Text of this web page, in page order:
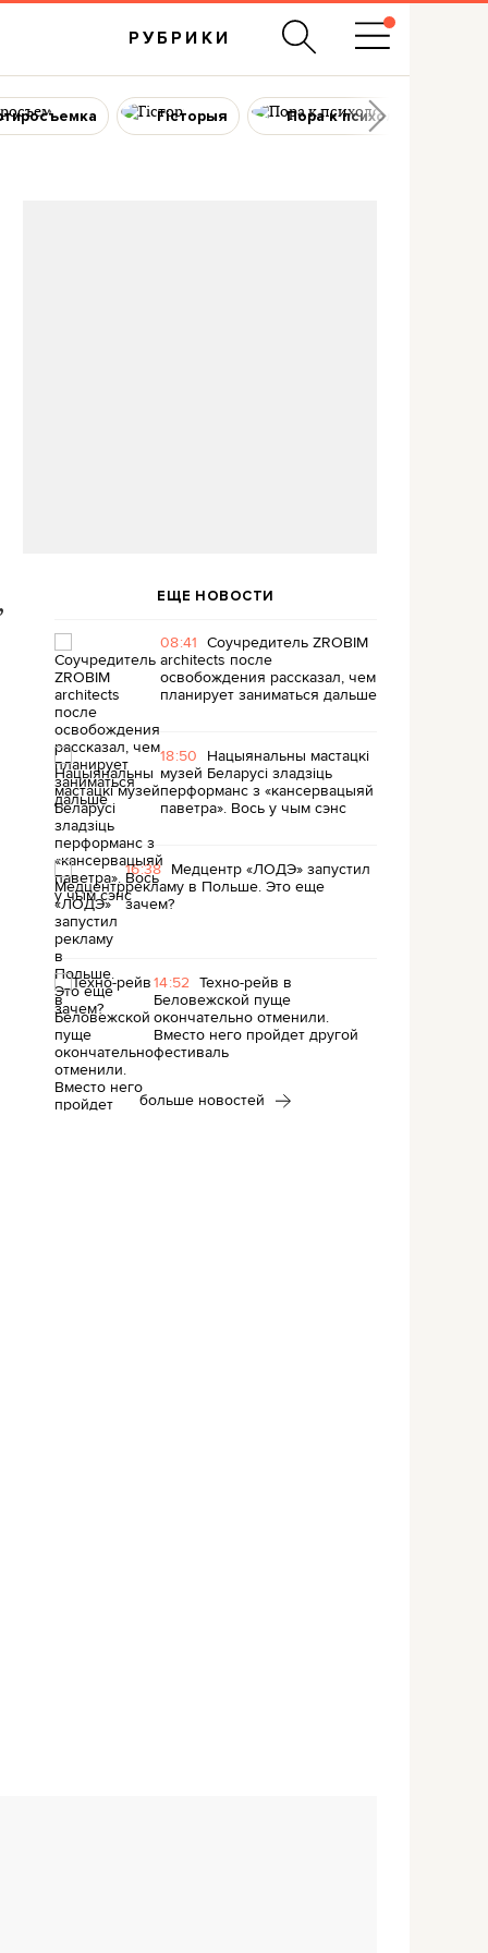
РУБРИКИ
Гісторыя Пора к психологу
ЕЩЕ НОВОСТИ
08:41 Соучредитель ZROBIM
architects после
освобождения рассказал, чем
планирует заниматься дальше
18:50 Нацыянальны мастацкі
музей Беларусі зладзіць
перформанс з «кансервацыяй
паветра». Вось у чым сэнс
16:38 Медцентр «ЛОДЭ» запустил
рекламу в Польше. Это еще
зачем?
14:52 Техно-рейв в
Беловежской пуще
окончательно отменили.
Вместо него пройдет другой
фестиваль
больше новостей